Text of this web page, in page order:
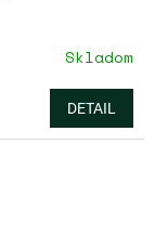
Skladom
DETAIL